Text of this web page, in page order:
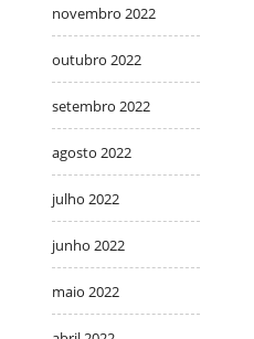
novembro 2022
outubro 2022
setembro 2022
agosto 2022
julho 2022
junho 2022
maio 2022